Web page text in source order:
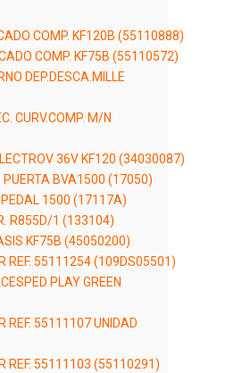
COMP. KF120B (55110888)
COMP. KF75B (55110572)
DEP.DESCA.MILLE
CURV.COMP. M/N
36V KF120 (34030087)
PUERTA BVA1500 (17050)
1500 (17117A)
R855D/1 (133104)
KF75B (45050200)
REF. 55111254 (109DS05501)
PLAY GREEN
REF. 55111107 UNIDAD
REF. 55111103 (55110291)